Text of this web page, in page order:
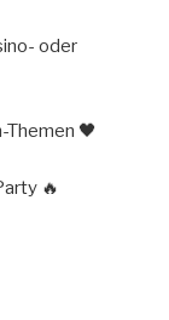
oder
🖤
🔥